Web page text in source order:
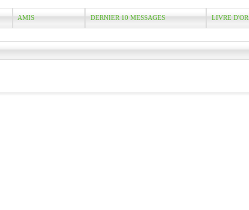
AMIS DERNIER 10 MESSAGES LIVRE D'OR